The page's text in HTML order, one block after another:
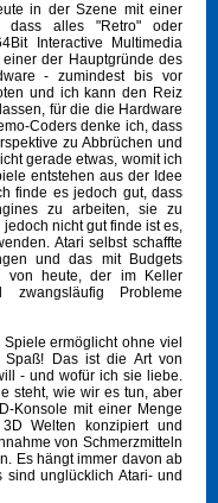
in der Szene mit einer
dass alles "Retro" oder
Interactive Multimedia
der Hauptgründe des
- zumindest bis vor
und ich kann den Reiz
für die die Hardware
Coders denke ich, dass
zu Abbrüchen und
gerade etwas, womit ich
entstehen aus der Idee
finde es jedoch gut, dass
zu arbeiten, sie zu
nicht gut finde ist es,
Atari selbst schaffte
und das mit Budgets
von heute, der im Keller
Probleme
ermöglicht ohne viel
Spaß! Das ist die Art von
- und wofür ich sie liebe.
steht, wie wir es tun, aber
Konsole mit einer Menge
Welten konzipiert und
von Schmerzmitteln
Es hängt immer davon ab
unglücklich Atari- und